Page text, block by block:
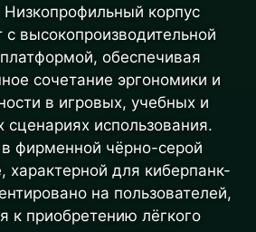
Низкопрофильный корпус
с высокопроизводительной
обеспечивая
сочетание эргономики и
в игровых, учебных и
сценариях использования.
фирменной чёрно-серой
характерной для киберпанк-
на пользователей,
к приобретению лёгкого